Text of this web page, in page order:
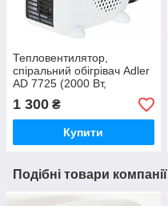
Тепловентилятор,
спіральний обігрівач Adler
AD 7725 (2000 Вт,
1 300 ₴
Купити
Подібні товари компанії